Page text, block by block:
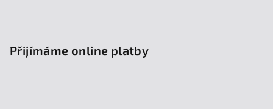
Přijímáme online platby